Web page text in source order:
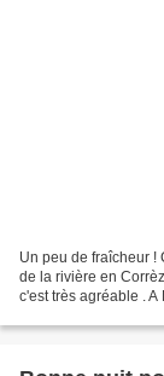
Un peu de fraîcheur !
de la rivière en
c'est très agréable .